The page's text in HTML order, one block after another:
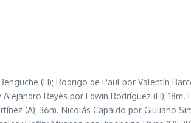
(H); Rodrigo de Paul por Valentín
Reyes por Edwin Rodríguez (H);
(A); 36m. Nicolás Capaldo por Giuliano